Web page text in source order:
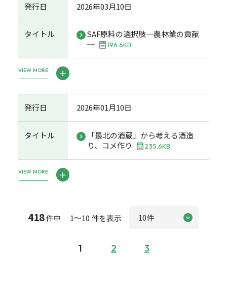
発行日 2026年03月10日
タイトル
SAF原料の選択肢─農林業の貢献
─
196.6KB
VIEW MORE
発行日 2026年01月10日
タイトル
「最北の酒蔵」から考える酒造
り、コメ作り
235.6KB
VIEW MORE
418件中 1～10 件を表示
1 2 3